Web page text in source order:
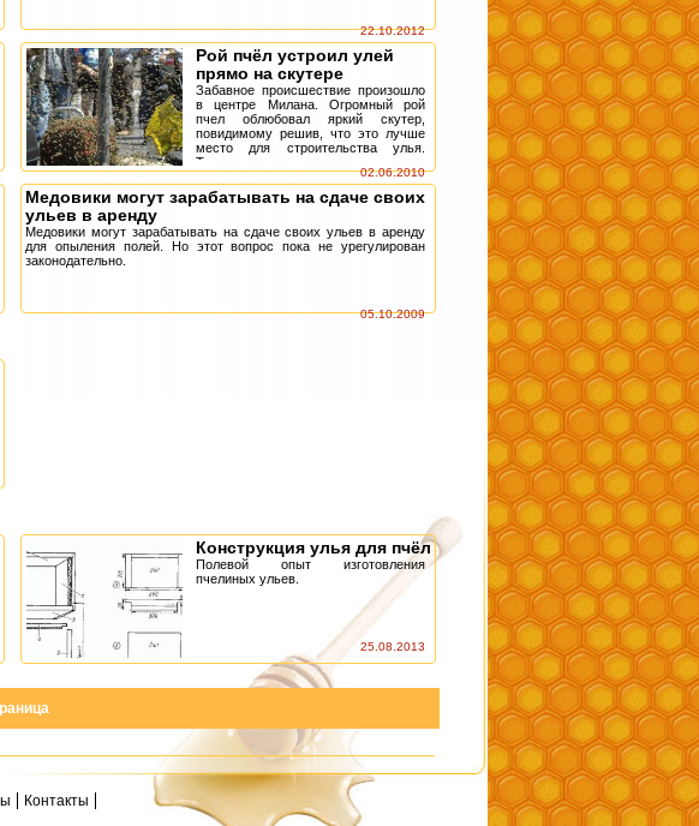
22.10.2012
Рой пчёл устроил улей
прямо на скутере
Забавное происшествие произошло
в центре Милана. Огромный рой
пчел облюбовал яркий скутер,
повидимому решив, что это лучше
место для строительства улья.
Тысячи насекомых во главе с
маткой приземлили...
02.06.2010
Медовики могут зарабатывать на сдаче своих
ульев в аренду
Медовики могут зарабатывать на сдаче своих ульев в аренду
для опыления полей. Но этот вопрос пока не урегулирован
законодательно.
05.10.2009
Конструкция улья для пчёл
Полевой опыт изготовления
пчелиных ульев.
25.08.2013
Контакты